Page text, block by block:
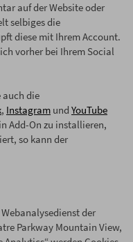
auf der Website oder
selbiges die
diese mit Ihrem Account.
vorher bei Ihrem Social
auch die
, Instagram und YouTube
Add-On zu installieren,
so kann der
der
Parkway Mountain View,